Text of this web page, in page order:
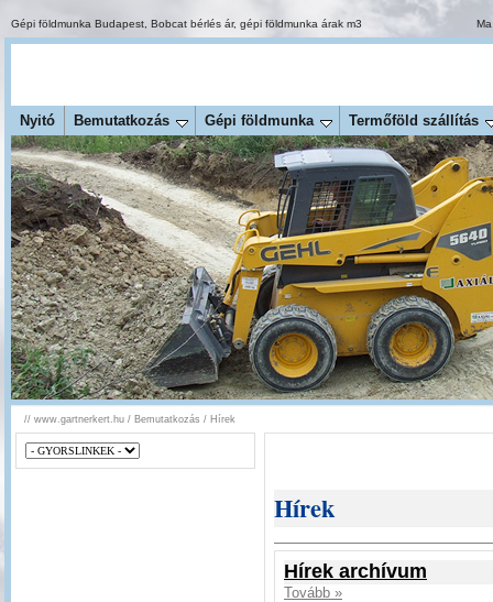
Gépi földmunka Budapest Bobcat bérlés ár, gépi földmunka árak m3
Nyitó Bemutatkozás Gépi földmunka Termőföld szállítás
// www.gartnerkert.hu / Bemutatkozás / Hírek
Hírek
Hírek archívum
Tovább »